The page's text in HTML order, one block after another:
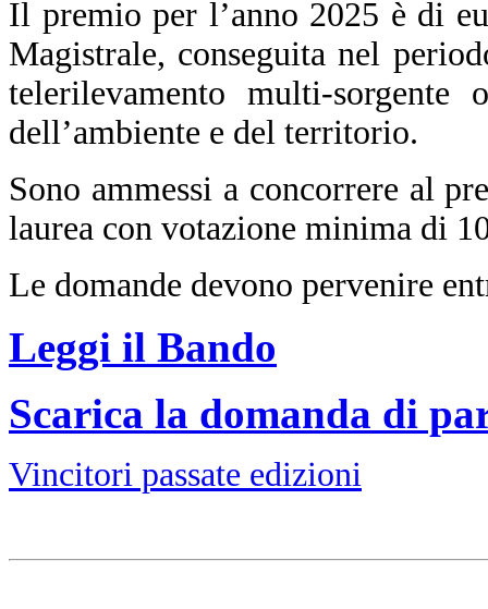
Il premio per l’anno 2025 è di
Magistrale, conseguita nel
telerilevamento multi-
dell’ambiente e del territorio.
Sono ammessi a concorrere al
laurea con votazione minima di
Le domande devono pervenire
Leggi il Bando
Scarica la domanda di
Vincitori passate edizioni